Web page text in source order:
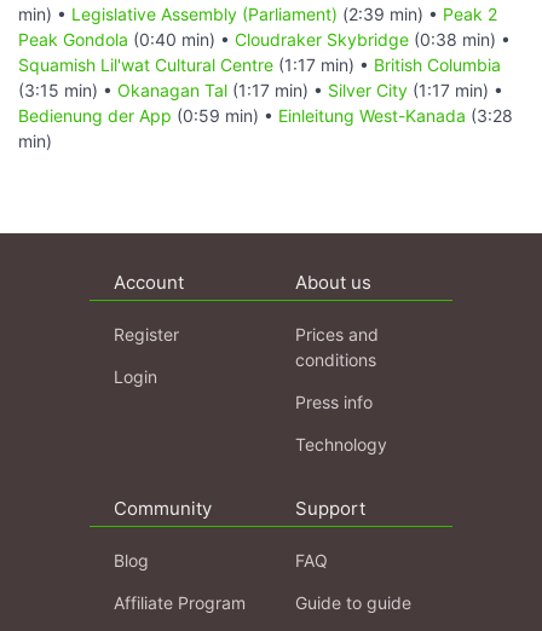
min) • Legislative Assembly (Parliament) (2:39 min) • Peak 2
Peak Gondola (0:40 min) • Cloudraker Skybridge (0:38 min) •
Squamish Lil'wat Cultural Centre (1:17 min) • British Columbia
(3:15 min) • Okanagan Tal (1:17 min) • Silver City (1:17 min) •
Bedienung der App (0:59 min) • Einleitung West-Kanada (3:28
min)
Account
Register
Login
About us
Prices and
conditions
Press info
Technology
Community
Blog
Affiliate Program
Support
FAQ
Guide to guide